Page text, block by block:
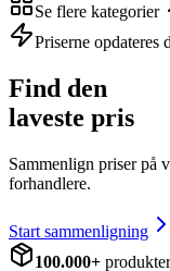
Se flere kategorier
Priserne opdateres
Find den
laveste pris
Sammenlign priser på
forhandlere.
Start sammenligning
100.000+ produkter